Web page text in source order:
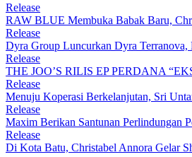
Release
RAW BLUE Membuka Babak Baru,
Release
Dyra Group Luncurkan Dyra Terranova,
Release
THE JOO’S RILIS EP PERDANA
Release
Menuju Koperasi Berkelanjutan, Sri
Release
Maxim Berikan Santunan Perlindungan
Release
Di Kota Batu, Christabel Annora Gelar